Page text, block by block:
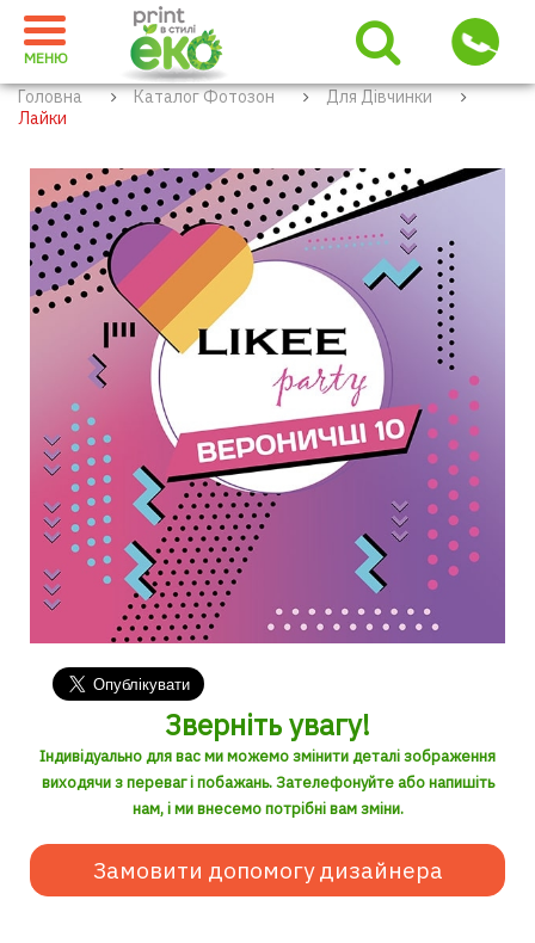
МЕНЮ
Головна Каталог Фотозон
Для Дівчинки
Лайки
Зверніть увагу!
Індивідуально для вас ми можемо змінити деталі зображення
виходячи з переваг і побажань. Зателефонуйте або напишіть
нам, і ми внесемо потрібні вам зміни.
Замовити допомогу дизайнера